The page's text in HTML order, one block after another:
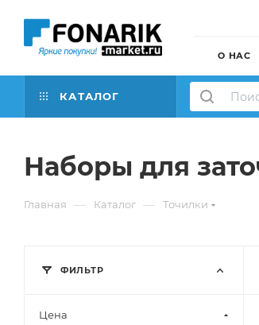
О НАС
КАТАЛОГ
Наборы для
Главная — Каталог — Точилки
ФИЛЬТР
Цена